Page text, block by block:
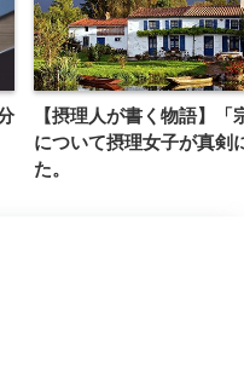
【摂理人が書く物語】「
について摂理女子が真剣
た。